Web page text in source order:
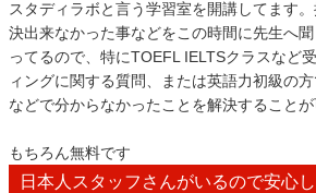
スタディラボと言う学習室を開講してます
決出来なかった事などをこの時間に先生へ
ってるので、特にTOEFL IELTSクラスなど
ィングに関する質問、または英語力初級の
などで分からなかったことを解決することが
もちろん無料です
日本人スタッフさんがいるので安心